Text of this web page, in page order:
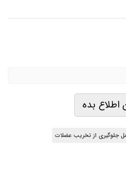
بده
جلوگیری از تخریب عضلات